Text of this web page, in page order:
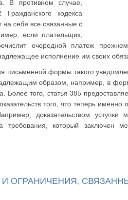
В противном случае,
кодекса
себя все связанные с
если плательщик,
очередной платеж
исполнение им своих
письменной формы такого
образом, например, в
Более того, статья 385
того, что теперь именно
доказательством уступки
требования, который заключен
И ОГРАНИЧЕНИЯ,